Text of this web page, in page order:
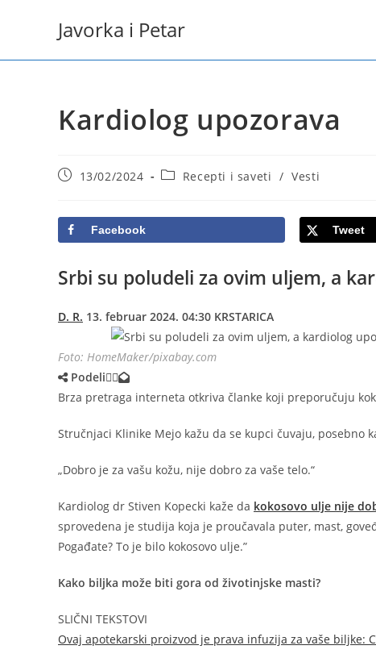
Javorka i Petar
Kardiolog upozorava
Post13/02/2024
PostRecepti i saveti / Vesti
Facebook Tweet
Srbi su poludeli za ovim uljem, a
D. R. 13. februar 2024. 04:30 KRSTARICA
Foto: HomeMaker/pixabay.com
Podeli
Brza pretraga interneta otkriva članke koji preporučuju
Stručnjaci Klinike Mejo kažu da se kupci čuvaju, posebno
„Dobro je za vašu kožu, nije dobro za vaše telo.“
Kardiolog dr Stiven Kopecki kaže da kokosovo ulje nije
sprovedena je studija koja je proučavala puter, mast,
Pogađate? To je bilo kokosovo ulje.”
Kako biljka može biti gora od životinjske masti?
SLIČNI TEKSTOVI
Ovaj apotekarski proizvod je prava infuzija za vaše biljke: